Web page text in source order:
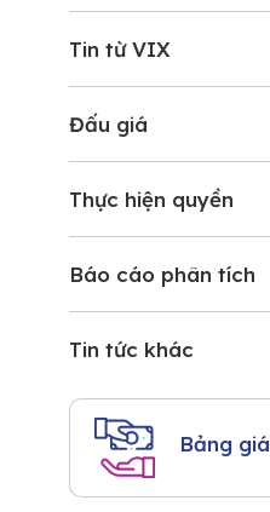
Tin từ VIX
Đấu giá
Thực hiện quyền
Báo cáo phân tích
Tin tức khác
Bảng giá